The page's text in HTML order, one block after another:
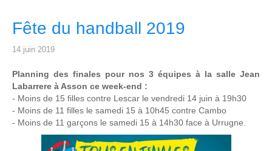
Fête du handball 2019
14 juin 2019
Planning des finales pour nos 3 équipes à la salle Jean
Labarrere à Asson ce week-end :
- Moins de 15 filles contre Lescar le vendredi 14 juin à 19h30
- Moins de 11 filles le samedi 15 à 10h45 contre Cambo
- Moins de 11 garçons le samedi 15 à 14h30 face à Urrugne.